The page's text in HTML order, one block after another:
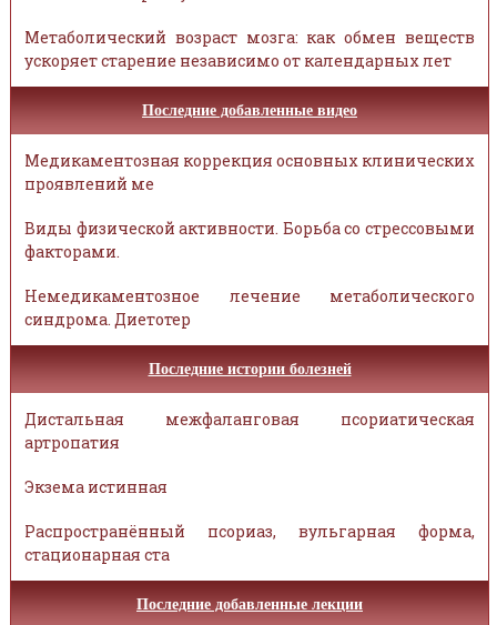
Метаболический возраст мозга: как обмен веществ
ускоряет старение независимо от календарных лет
Последние добавленные видео
Медикаментозная коррекция основных клинических
проявлений ме
Виды физической активности. Борьба со стрессовыми
факторами.
Немедикаментозное лечение метаболического
синдрома. Диетотер
Последние истории болезней
Дистальная межфаланговая псориатическая
артропатия
Экзема истинная
Распространённый псориаз, вульгарная форма,
стационарная ста
Последние добавленные лекции